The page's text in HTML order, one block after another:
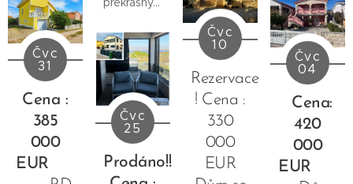
která byla
přestavěna
na
garsoniéru.
Venkovní
schody...
byty/apartmány
a garáží na
ostrově
Vir.
Nemovitost
se nachází
v atraktivní
blízkosti
centra i
a
pozvolnou
pláží s
jemnými
oblázky.
V domě je
byt 3KK -
tedy
obývací
pokoj,
terasa,
ložnice a
venkovní
komora.
Pozemek :
ostrova Vir,
nacházející
se v klidné
lokalitě.
Vzdálenost
od pláže s
vybavením
Nová
fasáda a
Čvc
31
Cena :
385
000
EUR
Čvc
25
Prodáno!!
Čvc
10
Rezervace
! Cena :
330
000
EUR
Čvc
04
Cena:
420
000
EUR